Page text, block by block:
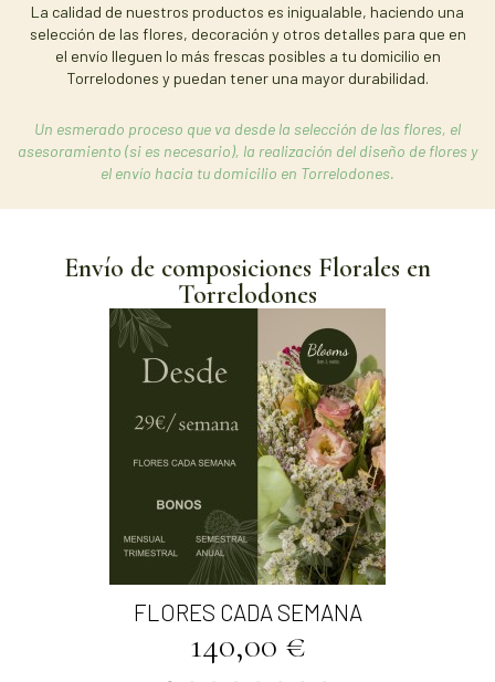
La calidad de nuestros productos es inigualable, haciendo una
selección de las flores, decoración y otros detalles para que en
el envío lleguen lo más frescas posibles a tu domicilio en
Torrelodones y puedan tener una mayor durabilidad.
Un esmerado proceso que va desde la selección de las flores, el
asesoramiento (si es necesario), la realización del diseño de flores y
el envío hacia tu domicilio en Torrelodones.
Envío de composiciones Florales en
Torrelodones
Vista rápida
FLORES CADA SEMANA
140,00 €